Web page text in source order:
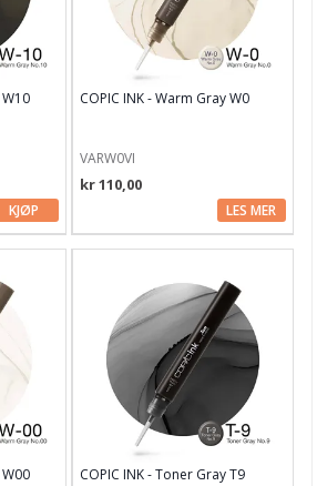
KJØP
COPIC INK - Warm Gray W0
VARW0VI
kr 110,00
LES MER
COPIC INK - Toner Gray T9